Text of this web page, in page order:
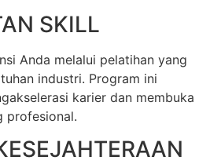
SKILL
Anda melalui pelatihan yang
industri. Program ini
karier dan membuka
profesional.